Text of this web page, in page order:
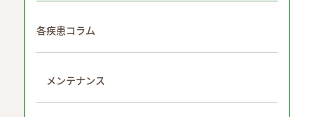
各疾患コラム
メンテナンス